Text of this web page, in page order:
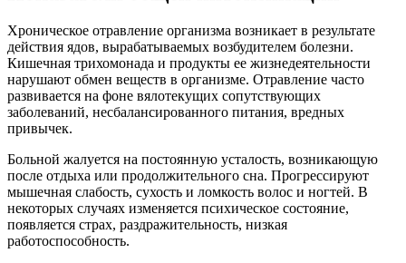
Хроническое отравление организма возникает в результате
действия ядов, вырабатываемых возбудителем болезни.
Кишечная трихомонада и продукты ее жизнедеятельности
нарушают обмен веществ в организме. Отравление часто
развивается на фоне вялотекущих сопутствующих
заболеваний, несбалансированного питания, вредных
привычек.
Больной жалуется на постоянную усталость, возникающую
после отдыха или продолжительного сна. Прогрессируют
мышечная слабость, сухость и ломкость волос и ногтей. В
некоторых случаях изменяется психическое состояние,
появляется страх, раздражительность, низкая
работоспособность.